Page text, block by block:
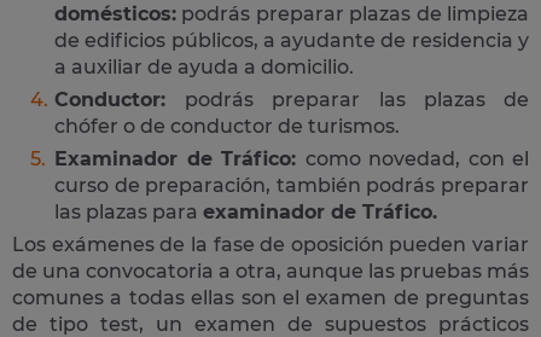
domésticos: podrás preparar plazas de limpieza
de edificios públicos, a ayudante de residencia y
a auxiliar de ayuda a domicilio.
Conductor: podrás preparar las plazas de
chófer o de conductor de turismos.
Examinador de Tráfico: como novedad, con el
curso de preparación, también podrás preparar
las plazas para examinador de Tráfico.
Los exámenes de la fase de oposición pueden variar
de una convocatoria a otra, aunque las pruebas más
comunes a todas ellas son el examen de preguntas
de tipo test, un examen de supuestos prácticos